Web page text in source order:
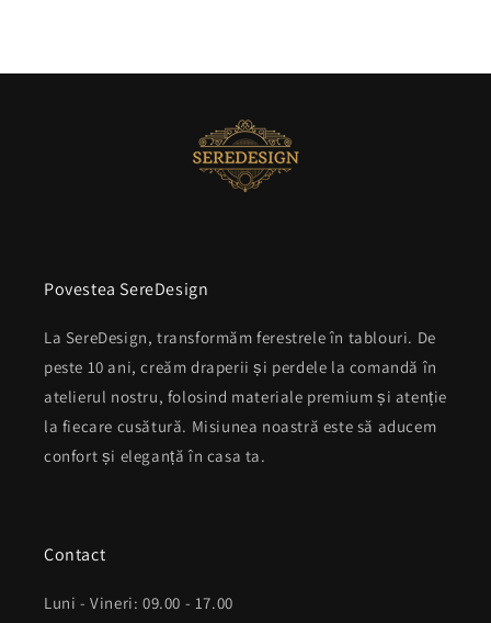
Povestea SereDesign
La SereDesign, transformăm ferestrele în tablouri. De
peste 10 ani, creăm draperii și perdele la comandă în
atelierul nostru, folosind materiale premium și atenție
la fiecare cusătură. Misiunea noastră este să aducem
confort și eleganță în casa ta.
Contact
Luni - Vineri: 09.00 - 17.00